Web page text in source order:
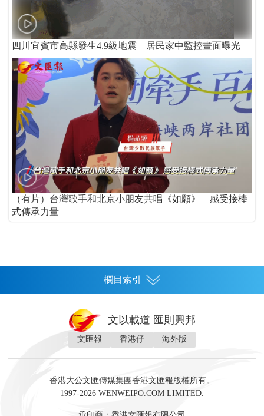
四川宜賓市高縣發生4.9級地震 居民家中監控畫面曝光
（有片）台灣歌手和北京小朋友共唱《如願》 感受接棒
式傳承力量
欄目索引
灣區人
財經 地產 投資 財評 數字經濟
訪談 直播 經湋論
文以載道 匯則興邦
文匯報 香港仔 海外版
香港大公文匯傳媒集團香港文匯報版權所有。
1997-2026 WENWEIPO.COM LIMITED.